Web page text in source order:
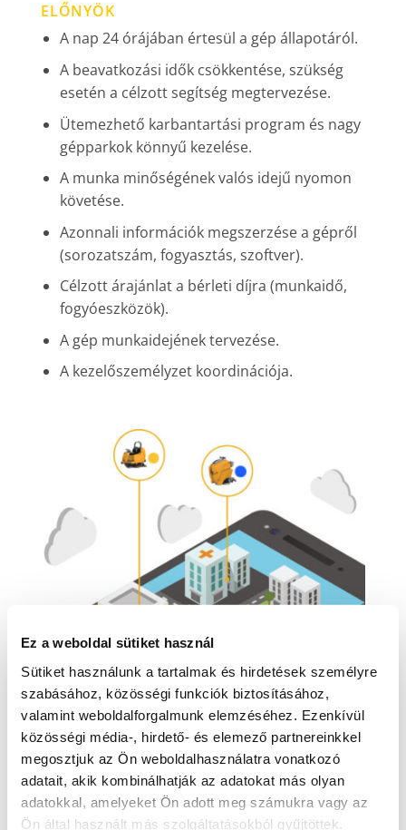
Ez a weboldal sütiket használ
Sütiket használunk a tartalmak és hirdetések személyre
szabásához, közösségi funkciók biztosításához,
valamint weboldalforgalmunk elemzéséhez. Ezenkívül
közösségi média-, hirdető- és elemező partnereinkkel
megosztjuk az Ön weboldalhasználatra vonatkozó
adatait, akik kombinálhatják az adatokat más olyan
adatokkal, amelyeket Ön adott meg számukra vagy az
Ön által használt más szolgáltatásokból gyűjtöttek.
ELŐNYÖK
A nap 24 órájában értesül a gép állapotáról.
A beavatkozási idők csökkentése, szükség
esetén a célzott segítség megtervezése.
Ütemezhető karbantartási program és nagy
gépparkok könnyű kezelése.
A munka minőségének valós idejű nyomon
követése.
Azonnali információk megszerzése a gépről
(sorozatszám, fogyasztás, szoftver).
Célzott árajánlat a bérleti díjra (munkaidő,
fogyóeszközök).
A gép munkaidejének tervezése.
A kezelőszemélyzet koordinációja.
TESTRE SZABHATÓ BEÁLLÍTÁSOK
GPS alapú nyomkövetés